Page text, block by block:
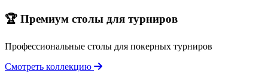
🏆 Премиум столы для турниров
Профессиональные столы для покерных турниров
Смотреть коллекцию